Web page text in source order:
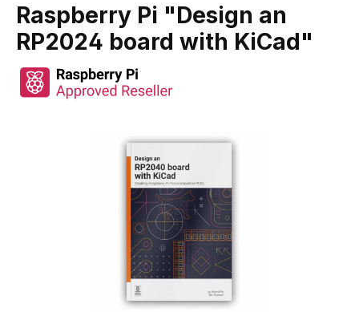
Raspberry Pi "Design an
RP2024 board with KiCad"